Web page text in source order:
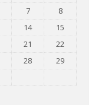
August 5 August
events, Thursday, 6
No events, Friday,
7 No
8
August 12 August
events, Thursday, 13
No events, Friday,
14 No
15
August 19 August
events, Thursday, 20
No events, Friday,
21 No
22
August 26 August
events, Thursday, 27
No events, Friday,
28 No
29